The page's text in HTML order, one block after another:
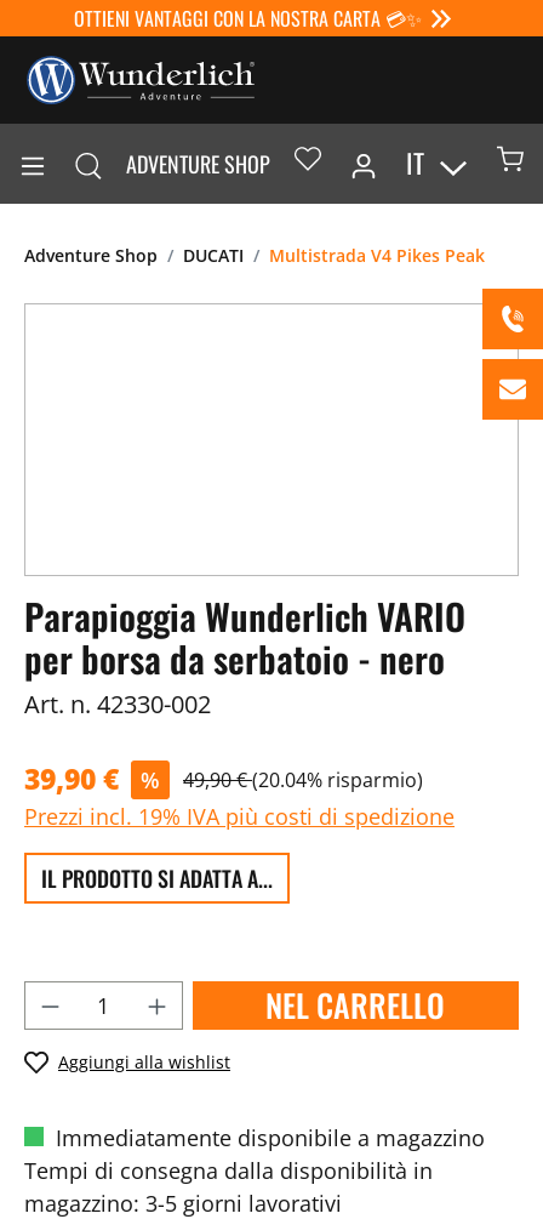
OTTIENI VANTAGGI CON LA NOSTRA CARTA 💳✨
ADVENTURE SHOP IT
Adventure Shop DUCATI Multistrada V4 Pikes Peak
Parapioggia Wunderlich VARIO
per borsa da serbatoio - nero
Art. n. 42330-002
39,90 € % 49,90 €(20.04% risparmio)
Prezzi incl. 19% IVA più costi di spedizione
IL PRODOTTO SI ADATTA A...
NEL CARRELLO
Aggiungi alla wishlist
Immediatamente disponibile a magazzino
Tempi di consegna dalla disponibilità in
magazzino: 3-5 giorni lavorativi